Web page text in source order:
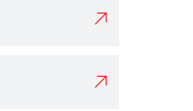

